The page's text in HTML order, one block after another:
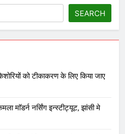
SEARCH
को टीकाकरण के लिए किया जाए
माॅडर्न नर्सिंग इन्स्टीट्यूट, झांसी मे